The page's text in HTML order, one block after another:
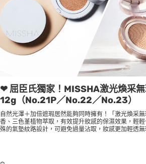
❤ 屈臣氏獨家！MISSHA激光煥采
12g（No.21P／No.22／No.23）
自然光澤＋加倍遮瑕居然能夠同時擁有！「激光煥采
香、三色堇植物萃取，有效提升妝感的保濕效果，輕
殊的氣墊紋路設計，可避免過量沾取，妝感更加輕透